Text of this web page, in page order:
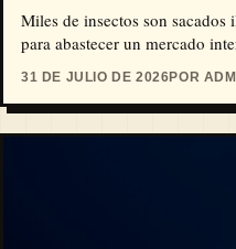
Miles de insectos son
para abastecer un mercado
31 DE JULIO DE 2026POR